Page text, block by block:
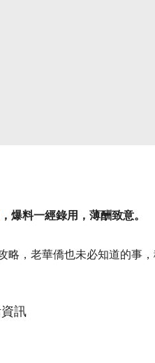
，爆料一經錄用，薄酬致意。
略，老華僑也未必知道的事
訊